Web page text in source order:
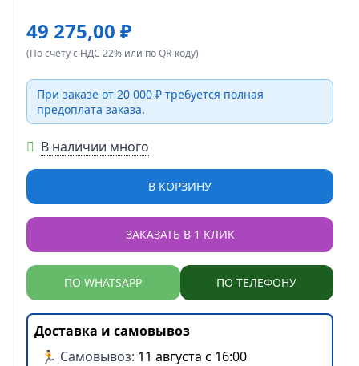
49 275,00 ₽
(По счету с НДС 22% или по QR-коду)
При заказе от 20 000 ₽ требуется полная
предоплата заказа.
В наличии много
В КОРЗИНУ
ЗАКАЗАТЬ В 1 КЛИК
ПО WHATSAPP ПО ТЕЛЕФОНУ
Доставка и самовывоз
🏃 Самовывоз: 11 августа с 16:00